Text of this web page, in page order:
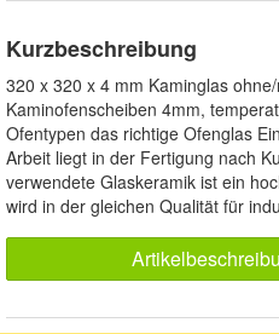
Kurzbeschreibung
320 x 320 x 4 mm Kaminglas
Kaminofenscheiben 4mm,
Ofentypen das richtige Ofenglas
Arbeit liegt in der Fertigung nach
verwendete Glaskeramik ist ein
wird in der gleichen Qualität für